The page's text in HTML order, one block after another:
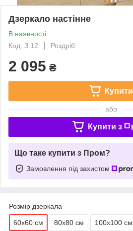
Дзеркало настінне
В наявності
Код: З 12
Роздріб
2 095 ₴
Купити
або
Купити з
Що таке купити з Пром?
Замовлення під захистом
Розмір дзеркала
60х60 см 80х80 см 100х100 см